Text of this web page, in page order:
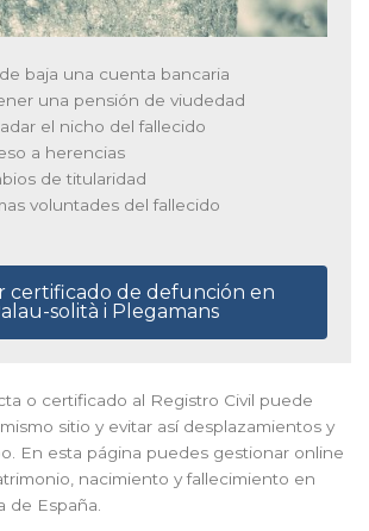
baja una cuenta bancaria
una pensión de viudedad
el nicho del fallecido
a herencias
de titularidad
voluntades del fallecido
certificado de defunción en
solità i Plegamans
o certificado al Registro Civil puede
sitio y evitar así desplazamientos y
En esta página puedes gestionar online
nacimiento y fallecimiento en
de España.